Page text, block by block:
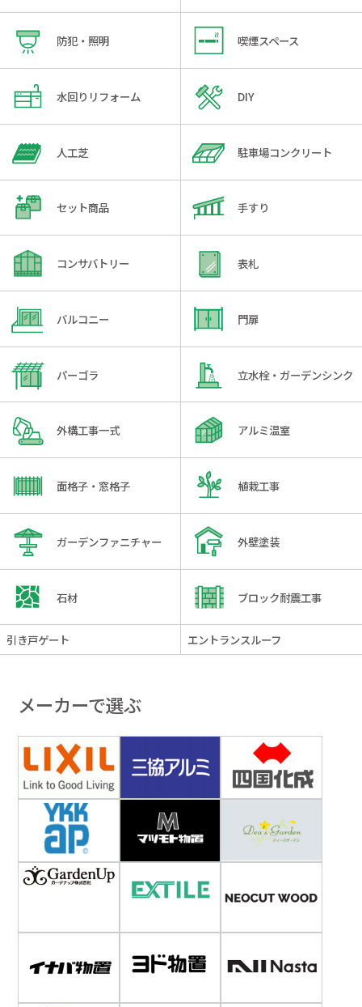
防犯・照明 喫煙スペース
水回りリフォーム DIY
人工芝 駐車場コンクリート
セット商品 手すり
コンサバトリー 表札
バルコニー 門扉
パーゴラ 立水栓・ガーデンシンク
外構工事一式 アルミ温室
面格子・窓格子 植栽工事
ガーデンファニチャー 外壁塗装
石材 ブロック耐震工事
引き戸ゲート エントランスルーフ
メーカーで選ぶ